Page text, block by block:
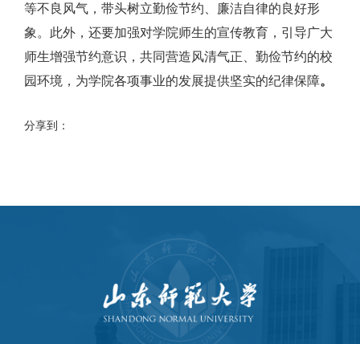
等不良风气，带头树立勤俭节约、廉洁自律的良好形
象。此外，还要加强对学院师生的宣传教育，引导广大
师生增强节约意识，共同营造风清气正、勤俭节约的校
园环境，为学院各项事业的发展提供坚实的纪律保障。
分享到：